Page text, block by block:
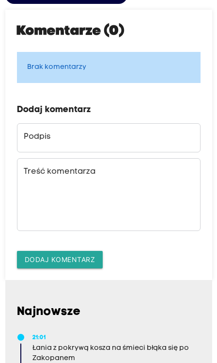
Komentarze (0)
Brak komentarzy
Dodaj komentarz
Podpis
Treść komentarza
DODAJ KOMENTARZ
Najnowsze
21:01
Łania z pokrywą kosza na śmieci błąka się po
Zakopanem